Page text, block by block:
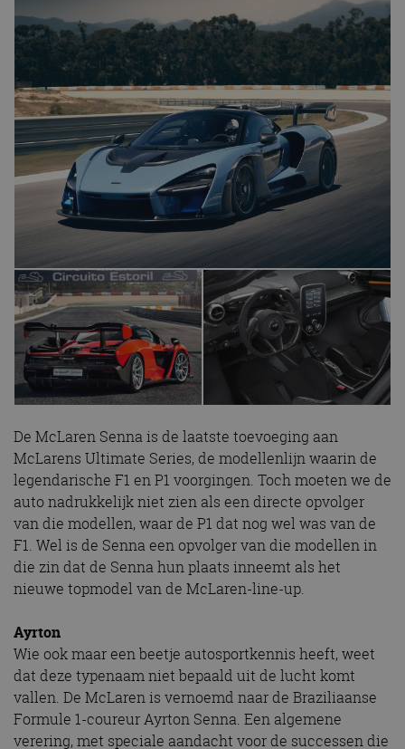
De McLaren Senna is de laatste toevoeging aan
McLarens Ultimate Series, de modellenlijn waarin de
legendarische F1 en P1 voorgingen. Toch moeten we de
auto nadrukkelijk niet zien als een directe opvolger
van die modellen, waar de P1 dat nog wel was van de
F1. Wel is de Senna een opvolger van die modellen in
die zin dat de Senna hun plaats inneemt als het
nieuwe topmodel van de McLaren-line-up.
Ayrton
Wie ook maar een beetje autosportkennis heeft, weet
dat deze typenaam niet bepaald uit de lucht komt
vallen. De McLaren is vernoemd naar de Braziliaanse
Formule 1-coureur Ayrton Senna. Een algemene
verering, met speciale aandacht voor de successen die